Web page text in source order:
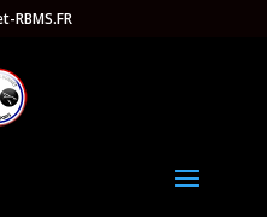
RBMS.FR